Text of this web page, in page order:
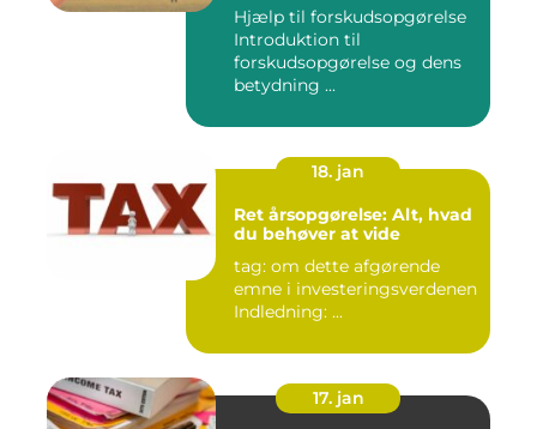
Hjælp til forskudsopgørelse
Introduktion til
forskudsopgørelse og dens
betydning ...
18. jan
Ret årsopgørelse: Alt, hvad
du behøver at vide
tag: om dette afgørende
emne i investeringsverdenen
Indledning: ...
17. jan